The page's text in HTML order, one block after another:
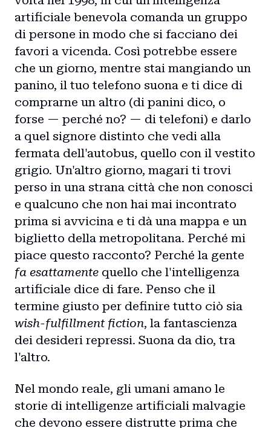
artificiale benevola comanda un gruppo
di persone in modo che si facciano dei
favori a vicenda. Così potrebbe essere
che un giorno, mentre stai mangiando un
panino, il tuo telefono suona e ti dice di
comprarne un altro (di panini dico, o
forse — perché no? — di telefoni) e darlo
a quel signore distinto che vedi alla
fermata dell'autobus, quello con il vestito
grigio. Un'altro giorno, magari ti trovi
perso in una strana città che non conosci
e qualcuno che non hai mai incontrato
prima si avvicina e ti dà una mappa e un
biglietto della metropolitana. Perché mi
piace questo racconto? Perché la gente
fa esattamente quello che l'intelligenza
artificiale dice di fare. Penso che il
termine giusto per definire tutto ciò sia
wish-fulfillment fiction, la fantascienza
dei desideri repressi. Suona da dio, tra
l'altro.
Nel mondo reale, gli umani amano le
storie di intelligenze artificiali malvagie
che devono essere distrutte prima che